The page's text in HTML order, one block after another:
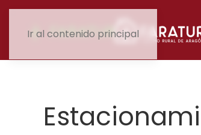
Ir al contenido principal